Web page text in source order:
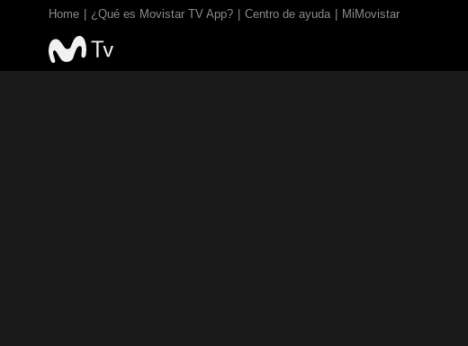
Home ¿Qué es Movistar TV App? Centro de ayuda MiMovistar